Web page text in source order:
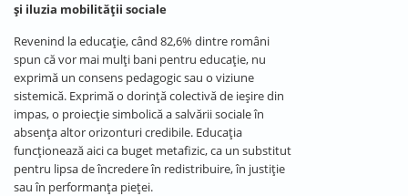
și iluzia mobilității sociale
Revenind la educație, când 82,6% dintre români
spun că vor mai mulți bani pentru educație, nu
exprimă un consens pedagogic sau o viziune
sistemică. Exprimă o dorință colectivă de ieșire din
impas, o proiecție simbolică a salvării sociale în
absența altor orizonturi credibile. Educația
funcționează aici ca buget metafizic, ca un substitut
pentru lipsa de încredere în redistribuire, în justiție
sau în performanța pieței.